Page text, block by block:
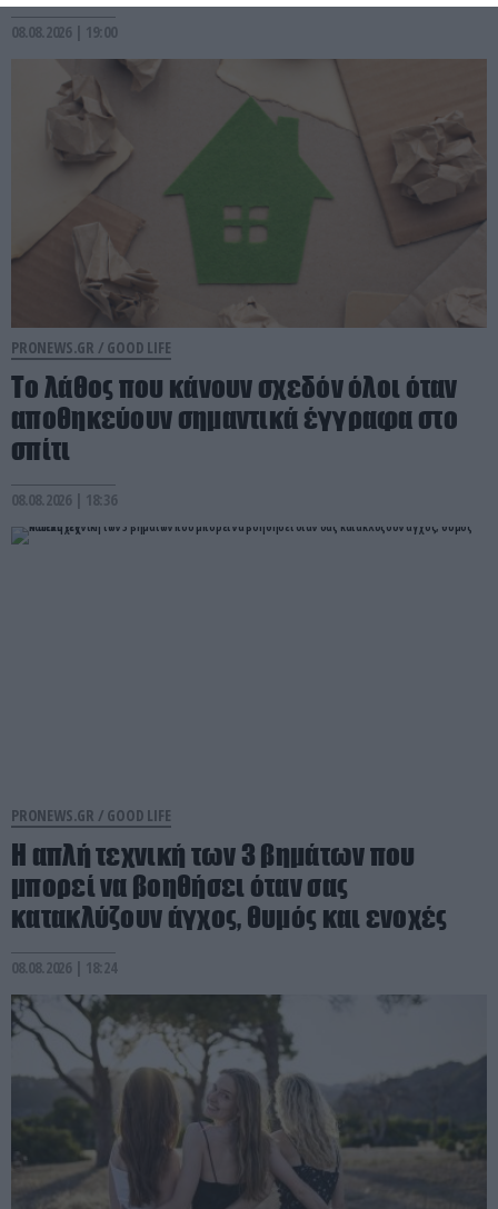
08.08.2026 | 19:00
PRONEWS.GR / GOOD LIFE
Το λάθος που κάνουν σχεδόν όλοι όταν
αποθηκεύουν σημαντικά έγγραφα στο
σπίτι
08.08.2026 | 18:36
PRONEWS.GR / GOOD LIFE
Η απλή τεχνική των 3 βημάτων που
μπορεί να βοηθήσει όταν σας
κατακλύζουν άγχος, θυμός και ενοχές
08.08.2026 | 18:24